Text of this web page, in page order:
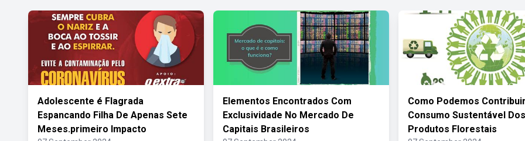
Adolescente é Flagrada
Espancando Filha De Apenas Sete
Meses.primeiro Impacto
Elementos Encontrados Com
Exclusividade No Mercado De
Capitais Brasileiros
Como Podemos
Consumo Sustentável Dos
Produtos Florestais